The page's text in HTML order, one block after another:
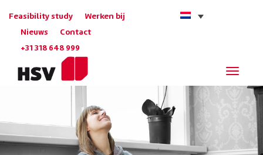
Feasibility study Werken bij
Nieuws Contact
+31 318 648 999